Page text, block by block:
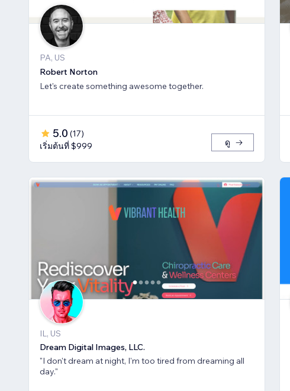
PA, US
Robert Norton
Let's create something awesome together.
5.0 (17)
เริ่มต้นที่ $999
ดู
IL, US
Dream Digital Images, LLC.
"I don't dream at night, I'm too tired from dreaming all
day."